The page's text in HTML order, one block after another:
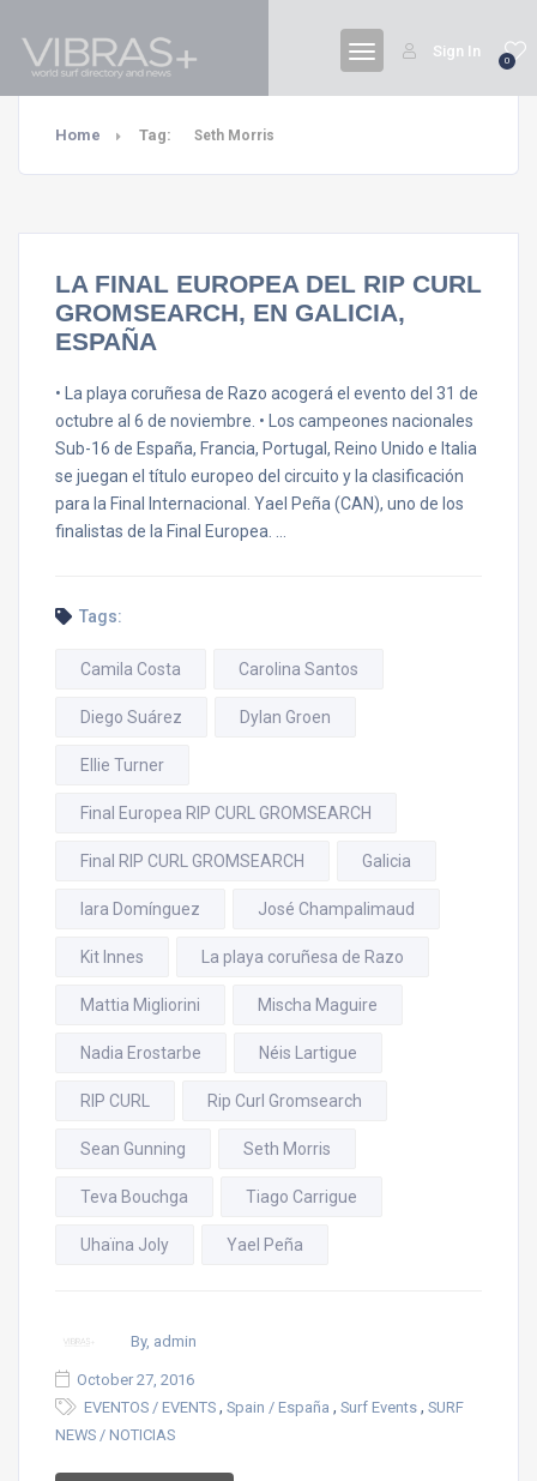
0
Sign In
Home Tag: Seth Morris
LA FINAL EUROPEA DEL RIP CURL
GROMSEARCH, EN GALICIA,
ESPAÑA
• La playa coruñesa de Razo acogerá el evento del 31 de
octubre al 6 de noviembre. • Los campeones nacionales
Sub-16 de España, Francia, Portugal, Reino Unido e Italia
se juegan el título europeo del circuito y la clasificación
para la Final Internacional. Yael Peña (CAN), uno de los
finalistas de la Final Europea. …
Tags:
Camila Costa Carolina Santos
Diego Suárez Dylan Groen
Ellie Turner
Final Europea RIP CURL GROMSEARCH
Final RIP CURL GROMSEARCH Galicia
Iara Domínguez José Champalimaud
Kit Innes La playa coruñesa de Razo
Mattia Migliorini Mischa Maguire
Nadia Erostarbe Néis Lartigue
RIP CURL Rip Curl Gromsearch
Sean Gunning Seth Morris
Teva Bouchga Tiago Carrigue
Uhaïna Joly Yael Peña
By, admin
October 27, 2016
EVENTOS / EVENTS , Spain / España , Surf Events , SURF
NEWS / NOTICIAS